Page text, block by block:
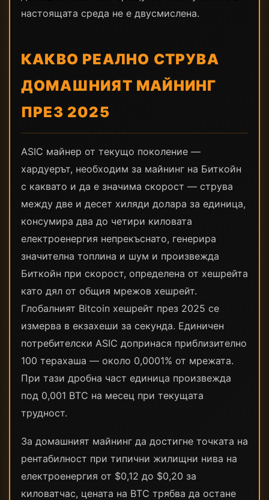
настоящата среда не е двусмислена.
КАКВО РЕАЛНО СТРУВА
ДОМАШНИЯТ МАЙНИНГ
ПРЕЗ 2025
ASIC майнер от текущо поколение —
хардуерът, необходим за майнинг на Биткойн
с каквато и да е значима скорост — струва
между две и десет хиляди долара за единица,
консумира два до четири киловата
електроенергия непрекъснато, генерира
значителна топлина и шум и произвежда
Биткойн при скорост, определена от хешрейта
като дял от общия мрежов хешрейт.
Глобалният Bitcoin хешрейт през 2025 се
измерва в екзахеши за секунда. Единичен
потребителски ASIC допринася приблизително
100 терахаша — около 0,0001% от мрежата.
При тази дробна част единица произвежда
под 0,001 BTC на месец при текущата
трудност.
За домашният майнинг да достигне точката на
рентабилност при типични жилищни нива на
електроенергия от $0,12 до $0,20 за
киловатчас, цената на BTC трябва да остане